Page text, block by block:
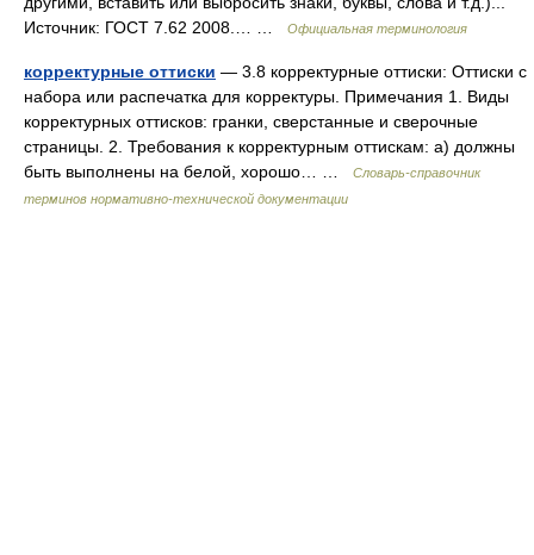
Источник: ГОСТ 7.62 2008.… …
Официальная терминология
корректурные оттиски — 3.8 корректурные оттиски: Оттиски с
набора или распечатка для корректуры. Примечания 1. Виды
корректурных оттисков: гранки, сверстанные и сверочные
страницы. 2. Требования к корректурным оттискам: а) должны
быть выполнены на белой, хорошо… …
Словарь-справочник
терминов нормативно-технической документации